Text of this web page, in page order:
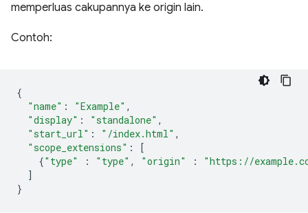
memperluas cakupannya ke origin lain.
Contoh:
{
"name" : "Example" ,
"display" : "standalone" ,
"start_url" : "/index.html" ,
"scope_extensions" :
[
{"type" : "type" , "origin" :
"https://
]
}